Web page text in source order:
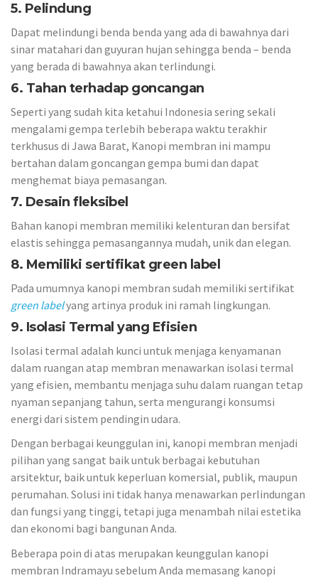
5. Pelindung
Dapat melindungi benda benda yang ada di bawahnya dari
sinar matahari dan guyuran hujan sehingga benda – benda
yang berada di bawahnya akan terlindungi.
6. Tahan terhadap goncangan
Seperti yang sudah kita ketahui Indonesia sering sekali
mengalami gempa terlebih beberapa waktu terakhir
terkhusus di Jawa Barat, Kanopi membran ini mampu
bertahan dalam goncangan gempa bumi dan dapat
menghemat biaya pemasangan.
7. Desain fleksibel
Bahan kanopi membran memiliki kelenturan dan bersifat
elastis sehingga pemasangannya mudah, unik dan elegan.
8. Memiliki sertifikat green label
Pada umumnya kanopi membran sudah memiliki sertifikat
green labelyang artinya produk ini ramah lingkungan.
9. Isolasi Termal yang Efisien
Isolasi termal adalah kunci untuk menjaga kenyamanan
dalam ruangan atap membran menawarkan isolasi termal
yang efisien, membantu menjaga suhu dalam ruangan tetap
nyaman sepanjang tahun, serta mengurangi konsumsi
energi dari sistem pendingin udara.
Dengan berbagai keunggulan ini, kanopi membran menjadi
pilihan yang sangat baik untuk berbagai kebutuhan
arsitektur, baik untuk keperluan komersial, publik, maupun
perumahan. Solusi ini tidak hanya menawarkan perlindungan
dan fungsi yang tinggi, tetapi juga menambah nilai estetika
dan ekonomi bagi bangunan Anda.
Beberapa poin di atas merupakan keunggulan kanopi
membran Indramayu sebelum Anda memasang kanopi